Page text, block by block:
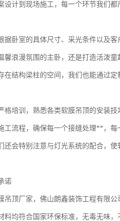
设计到现场施工，每一个环节我们
据卧室的具体尺寸、采光条件以及
馨浪漫氛围的主卧，还是打造活泼
在结构梁柱的空间，我们也能通过
格培训，熟悉各类软膜吊顶的安装技
工流程，确保每一个接缝处理**，每
还会特别注意与灯光系统的配合，使
诺
吊顶厂家，佛山朗鑫装饰工程有限公
料均符合国家环保标准，无毒无味